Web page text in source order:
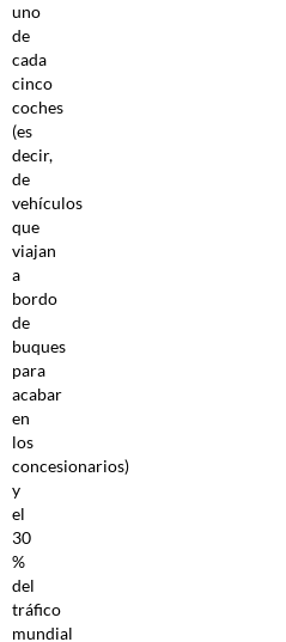
uno
de
cada
cinco
coches
(es
decir,
de
vehículos
que
viajan
a
bordo
de
buques
para
acabar
en
los
concesionarios)
y
el
30
%
del
tráfico
mundial